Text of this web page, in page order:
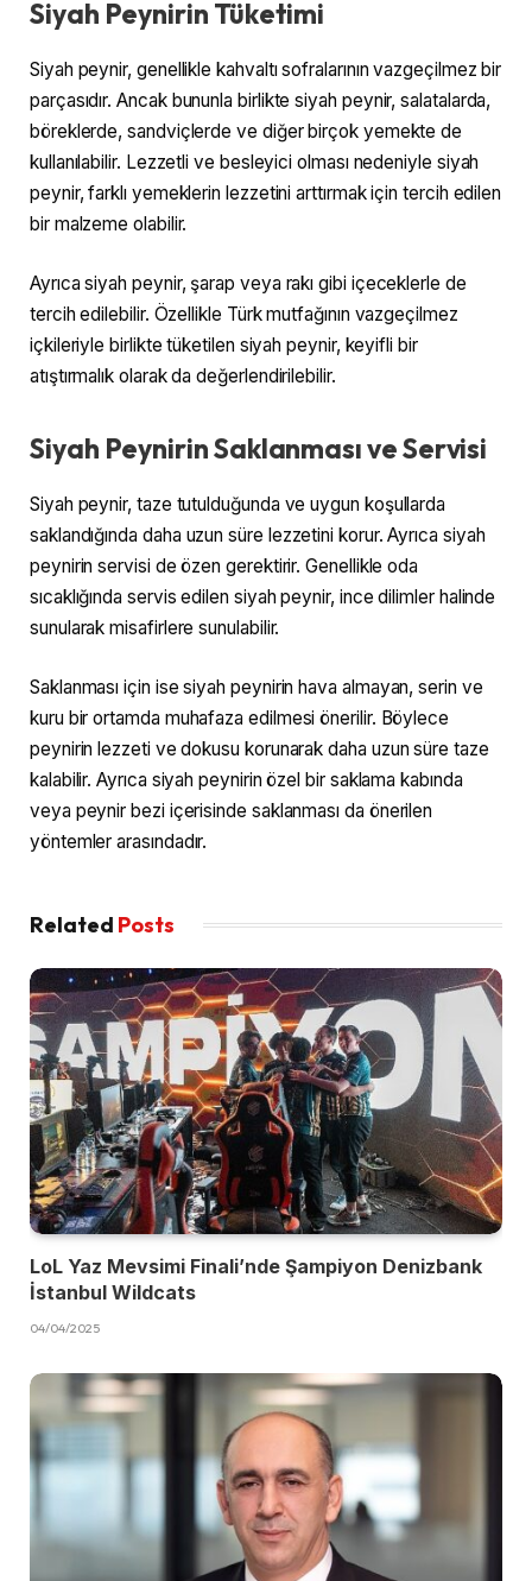
Siyah Peynirin Tüketimi
Siyah peynir, genellikle kahvaltı sofralarının vazgeçilmez bir
parçasıdır. Ancak bununla birlikte siyah peynir, salatalarda,
böreklerde, sandviçlerde ve diğer birçok yemekte de
kullanılabilir. Lezzetli ve besleyici olması nedeniyle siyah
peynir, farklı yemeklerin lezzetini arttırmak için tercih edilen
bir malzeme olabilir.
Ayrıca siyah peynir, şarap veya rakı gibi içeceklerle de
tercih edilebilir. Özellikle Türk mutfağının vazgeçilmez
içkileriyle birlikte tüketilen siyah peynir, keyifli bir
atıştırmalık olarak da değerlendirilebilir.
Siyah Peynirin Saklanması ve Servisi
Siyah peynir, taze tutulduğunda ve uygun koşullarda
saklandığında daha uzun süre lezzetini korur. Ayrıca siyah
peynirin servisi de özen gerektirir. Genellikle oda
sıcaklığında servis edilen siyah peynir, ince dilimler halinde
sunularak misafirlere sunulabilir.
Saklanması için ise siyah peynirin hava almayan, serin ve
kuru bir ortamda muhafaza edilmesi önerilir. Böylece
peynirin lezzeti ve dokusu korunarak daha uzun süre taze
kalabilir. Ayrıca siyah peynirin özel bir saklama kabında
veya peynir bezi içerisinde saklanması da önerilen
yöntemler arasındadır.
Related Posts
LoL Yaz Mevsimi Finali’nde Şampiyon Denizbank
İstanbul Wildcats
04/04/2025